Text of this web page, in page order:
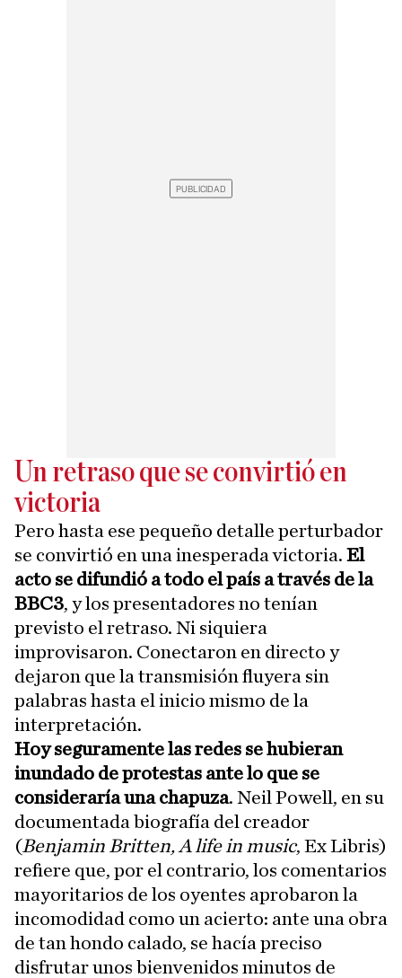
Un retraso que se convirtió en
victoria
Pero hasta ese pequeño detalle perturbador
se convirtió en una inesperada victoria. El
acto se difundió a todo el país a través de la
BBC3, y los presentadores no tenían
previsto el retraso. Ni siquiera
improvisaron. Conectaron en directo y
dejaron que la transmisión fluyera sin
palabras hasta el inicio mismo de la
interpretación.
Hoy seguramente las redes se hubieran
inundado de protestas ante lo que se
consideraría una chapuza. Neil Powell, en su
documentada biografía del creador
(Benjamin Britten, A life in music, Ex Libris)
refiere que, por el contrario, los comentarios
mayoritarios de los oyentes aprobaron la
incomodidad como un acierto: ante una obra
de tan hondo calado, se hacía preciso
disfrutar unos bienvenidos minutos de